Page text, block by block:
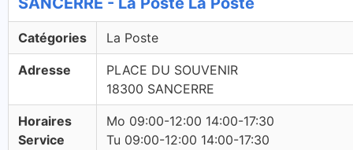
Catégories La Poste
Adresse
PLACE DU SOUVENIR
18300 SANCERRE
Horaires
Service
Mo 09:00-12:00 14:00-17:30
Tu 09:00-12:00 14:00-17:30